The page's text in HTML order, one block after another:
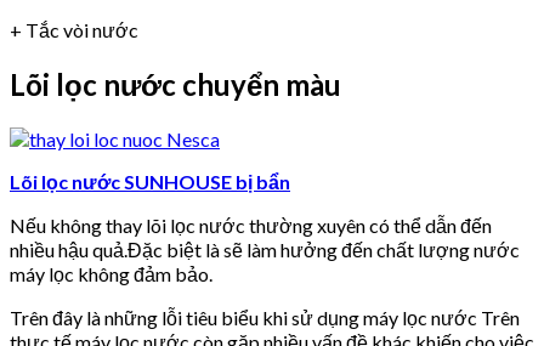
+ Tắc vòi nước
Lõi lọc nước chuyển màu
Lõi lọc nước SUNHOUSE bị bẩn
Nếu không thay lõi lọc nước thường xuyên có thể dẫn đến
nhiều hậu quả.Đặc biệt là sẽ làm hưởng đến chất lượng nước
máy lọc không đảm bảo.
Trên đây là những lỗi tiêu biểu khi sử dụng máy lọc nước Trên